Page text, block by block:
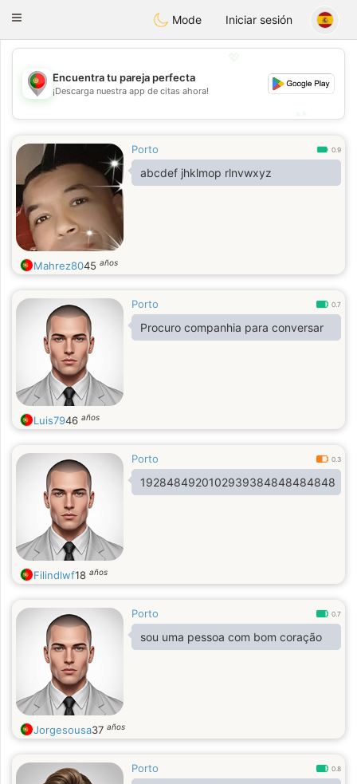
namoroPortugues
Toggle
Mode Iniciar sesión
💖
💕
Encuentra tu pareja perfecta
¡Descarga nuestra app de citas ahora!
Porto 0.9
abcdef jhklmop rlnvwxyz
Mahrez8045 años
Porto 0.7
Procuro companhia para conversar
Luis7946 años
Porto 0.3
1928484920102939384848484848
Filindlwf18 años
Porto 0.7
sou uma pessoa com bom coração
Jorgesousa37 años
Porto 0.8